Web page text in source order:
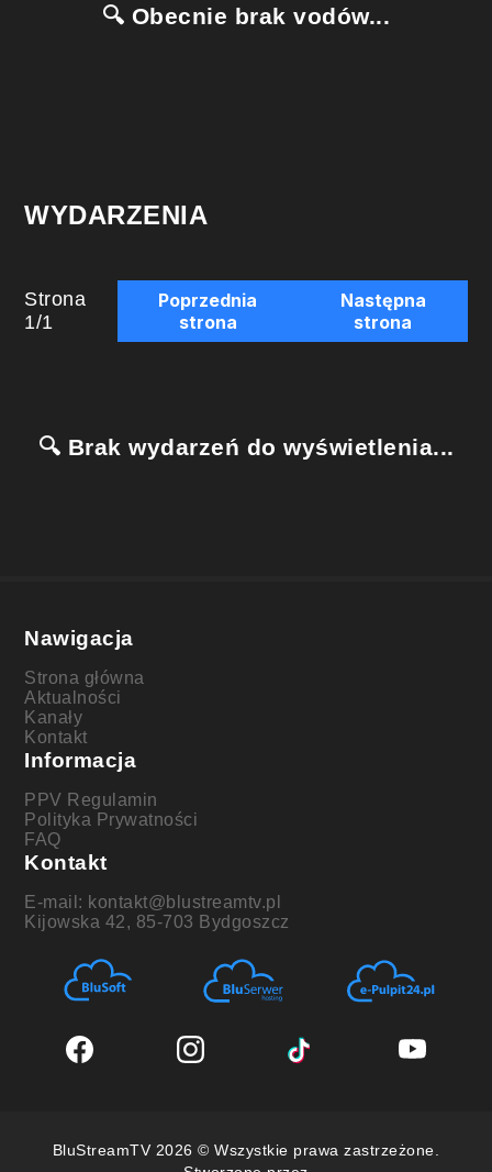
🔍 Obecnie brak vodów...
WYDARZENIA
Strona
1/1
Poprzednia
strona
Następna
strona
🔍 Brak wydarzeń do wyświetlenia...
Nawigacja
Strona główna
Aktualności
Kanały
Kontakt
Informacja
PPV Regulamin
Polityka Prywatności
FAQ
Kontakt
E-mail: kontakt@blustreamtv.pl
Kijowska 42, 85-703 Bydgoszcz
BluStreamTV 2026 © Wszystkie prawa zastrzeżone.